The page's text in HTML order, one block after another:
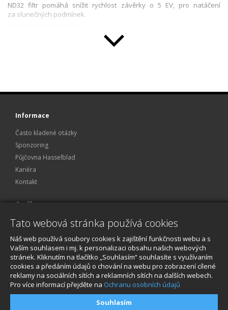
ND32 filtr pomáhá snížit rychlost závěrky o 5 EV, pro natáčení
za slunečných podmínek.
Informace
Často kladené otázky
Sponzoring
Půjčovna Hasselblad
Kariéra
Kontakt
O nákupu
Obchodní podmínky
Reklamace a servis
O nákupu
Souhlasím
Tato webová stránka používá cookies
Náš web používá soubory cookies k zajištění funkčnosti webu a s
Vaším souhlasem i mj. k personalizaci obsahu našich webových
stránek. Kliknutím na tlačítko „Souhlasím“ souhlasíte s využívaním
cookies a předáním údajů o chování na webu pro zobrazení cílené
reklamy na sociálních sítích a reklamních sítích na dalších webech.
Pro více informací přejděte na Ochranu osobních údajů